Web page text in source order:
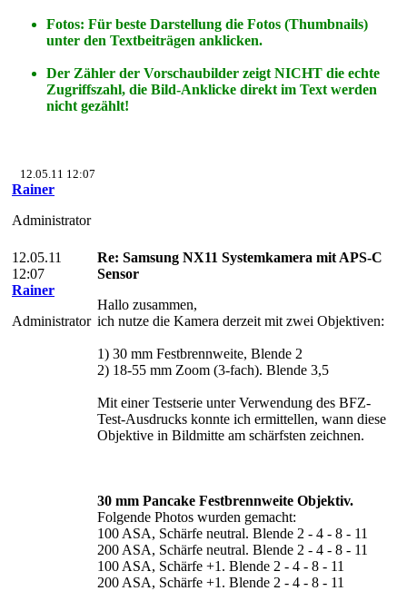
Fotos: Für beste Darstellung die Fotos (Thumbnails)
unter den Textbeiträgen anklicken.
Der Zähler der Vorschaubilder zeigt NICHT die echte
Zugriffszahl, die Bild-Anklicke direkt im Text werden
nicht gezählt!
12.05.11 12:07
Rainer
Administrator
12.05.11
12:07
Rainer
Administrator
Re: Samsung NX11 Systemkamera mit APS-C
Sensor
Hallo zusammen,
ich nutze die Kamera derzeit mit zwei Objektiven:
1) 30 mm Festbrennweite, Blende 2
2) 18-55 mm Zoom (3-fach). Blende 3,5
Mit einer Testserie unter Verwendung des BFZ-
Test-Ausdrucks konnte ich ermittellen, wann diese
Objektive in Bildmitte am schärfsten zeichnen.
30 mm Pancake Festbrennweite Objektiv.
Folgende Photos wurden gemacht:
100 ASA, Schärfe neutral. Blende 2 - 4 - 8 - 11
200 ASA, Schärfe neutral. Blende 2 - 4 - 8 - 11
100 ASA, Schärfe +1. Blende 2 - 4 - 8 - 11
200 ASA, Schärfe +1. Blende 2 - 4 - 8 - 11